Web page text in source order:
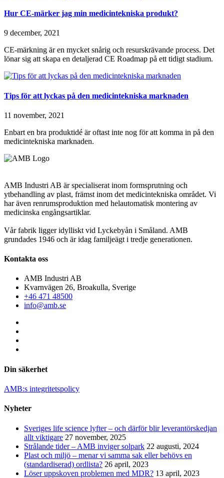
Hur CE-märker jag min medicintekniska produkt?
9 december, 2021
CE-märkning är en mycket snårig och resurskrävande process. Det
lönar sig att skapa en detaljerad CE Roadmap på ett tidigt stadium.
Tips för att lyckas på den medicintekniska marknaden
11 november, 2021
Enbart en bra produktidé är oftast inte nog för att komma in på den
medicintekniska marknaden.
AMB Industri AB är specialiserat inom formsprutning och
ytbehandling av plast, främst inom det medicintekniska området. Vi
har även renrumsproduktion med helautomatisk montering av
medicinska engångsartiklar.
Vår fabrik ligger idylliskt vid Lyckebyån i Småland. AMB
grundades 1946 och är idag familjeägt i tredje generationen.
Kontakta oss
AMB Industri AB
Kvarnvägen 26, Broakulla, Sverige
+46 471 48500
info@amb.se
Din säkerhet
AMB:s integritetspolicy
Nyheter
Sveriges life science lyfter – och därför blir leverantörskedjan
allt viktigare 27 november, 2025
Strålande tider – AMB inviger solpark 22 augusti, 2024
Plast och miljö – menar vi samma sak eller behövs en
(standardiserad) ordlista? 26 april, 2023
Löser uppskoven problemen med MDR? 13 april, 2023